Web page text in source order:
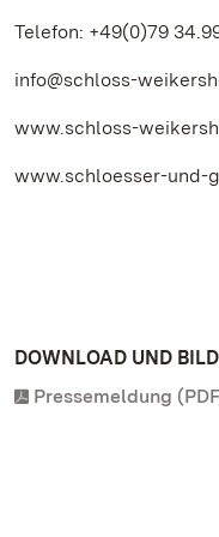
Telefon: +49(0)79
info@schloss-
www.schloss-
www.schloesser-und-
DOWNLOAD UND
Pressemeldung